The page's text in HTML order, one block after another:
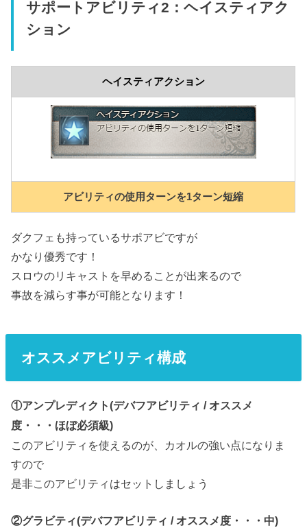
サポートアビリティ2：ヘイスティアク
ション
ヘイスティアクション
アビリティの使用ターンを1ターン短縮
ダクフェも持っているサポアビですが
かなり優秀です！
スロウのリキャストを早めることが出来るので
事故を減らす事が可能となります！
オススメアビリティ構成
①アンプレディクト(デバフアビリティ / オススメ
度・・・ほぼ必須級)
このアビリティを使えるのが、カオルの強い点になりま
すので
是非このアビリティはセットしましょう
②グラビティ(デバフアビリティ / オススメ度・・・中)